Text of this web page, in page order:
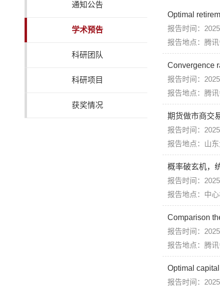
通知公告
学术预告
科研团队
科研项目
获奖情况
Optimal
报告时间：
报告地点：腾
Convergence
报告时间：
报告地点：腾
期货做市商交
报告时间：
报告地点：山
概率破玄机，
报告时间：
报告地点：中
Comparison
报告时间：
报告地点：腾
Optimal
报告时间：